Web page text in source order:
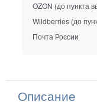
OZON (до пункта
Wildberries (до
Почта России
Описание